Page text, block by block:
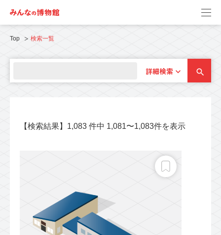
Top 検索一覧
詳細検索
【検索結果】1,083 件中 1,081〜1,083件を表示